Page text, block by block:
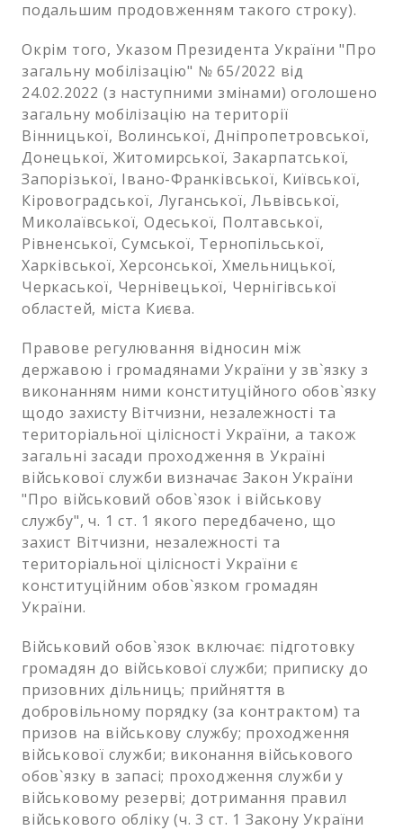
подальшим продовженням такого строку).
Окрім того, Указом Президента України "Про
загальну мобілізацію" № 65/2022 від
24.02.2022 (з наступними змінами) оголошено
загальну мобілізацію на території
Вінницької, Волинської, Дніпропетровської,
Донецької, Житомирської, Закарпатської,
Запорізької, Івано-Франківської, Київської,
Кіровоградської, Луганської, Львівської,
Миколаївської, Одеської, Полтавської,
Рівненської, Сумської, Тернопільської,
Харківської, Херсонської, Хмельницької,
Черкаської, Чернівецької, Чернігівської
областей, міста Києва.
Правове регулювання відносин між
державою і громадянами України у зв`язку з
виконанням ними конституційного обов`язку
щодо захисту Вітчизни, незалежності та
територіальної цілісності України, а також
загальні засади проходження в Україні
військової служби визначає Закон України
"Про військовий обов`язок і військову
службу", ч. 1 ст. 1 якого передбачено, що
захист Вітчизни, незалежності та
територіальної цілісності України є
конституційним обов`язком громадян
України.
Військовий обов`язок включає: підготовку
громадян до військової служби; приписку до
призовних дільниць; прийняття в
добровільному порядку (за контрактом) та
призов на військову службу; проходження
військової служби; виконання військового
обов`язку в запасі; проходження служби у
військовому резерві; дотримання правил
військового обліку (ч. 3 ст. 1 Закону України